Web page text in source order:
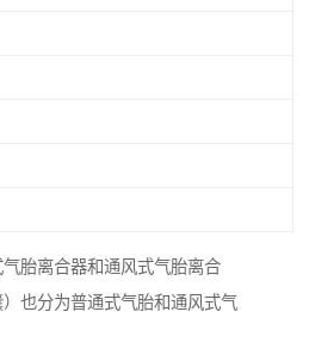
胎离合器和通风式气胎离合
也分为普通式气胎和通风式气